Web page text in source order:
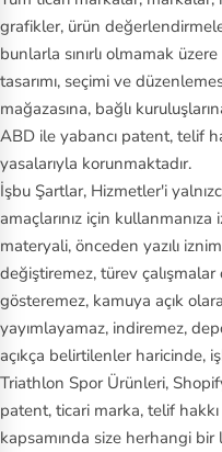
grafikler, ürün
bunlarla sınırlı olmamak
tasarımı, seçimi ve
mağazasına, bağlı
ABD ile yabancı patent, telif
yasalarıyla korunmaktadır.
İşbu Şartlar, Hizmetler'i
amaçlarınız için
materyali, önceden yazılı
değiştiremez, türev
gösteremez, kamuya açık
yayımlayamaz, indiremez,
açıkça belirtilenler haricinde,
Triathlon Spor Ürünleri,
patent, ticari marka, telif
kapsamında size herhangi bir